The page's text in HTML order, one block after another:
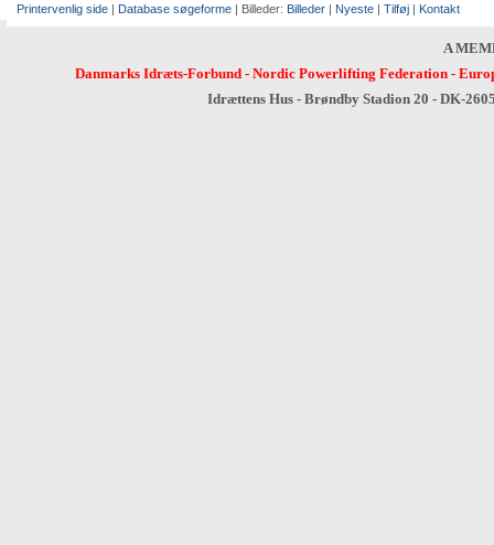
Printervenlig side | Database søgeforme | Billeder: Billeder | Nyeste | Tilføj | Kontakt
A
Danmarks Idræts-Forbund- Nordic Powerlifting Federation-
Idrættens Hus - Brøndby Stadion 20 - DK-